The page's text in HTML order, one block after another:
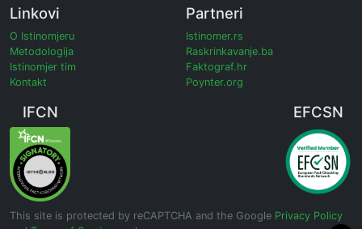
Linkovi
O Istinomjeru
Metodologija
Istinomjer tim
Kontakt
Partneri
Istinomer.rs
Raskrinkavanje.ba
Faktograf.hr
Poynter.org
IFCN EFCSN
This site is protected by reCAPTCHA and the Google Privacy Policy